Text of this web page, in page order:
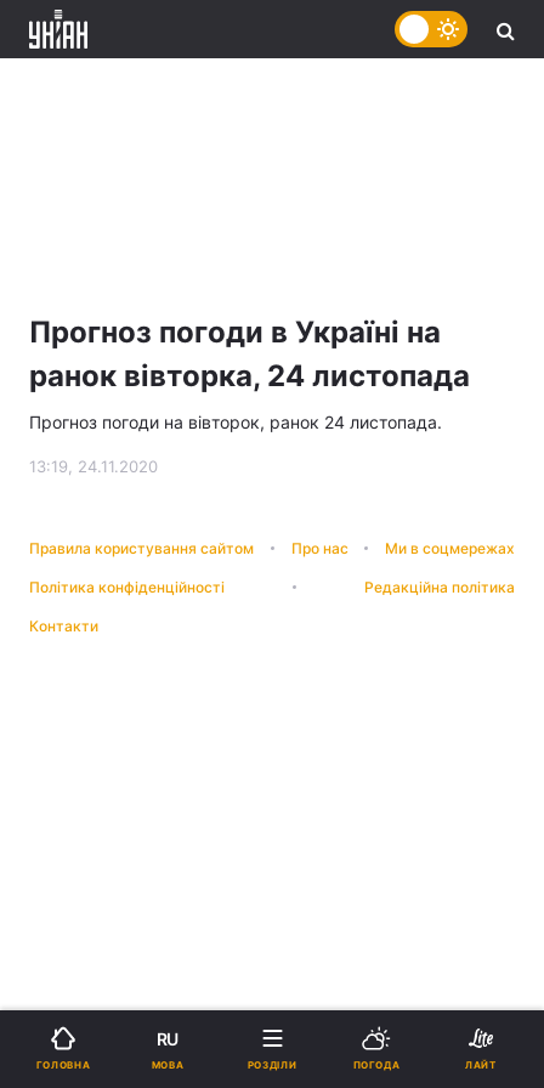
Прогноз погоди в Україні на
ранок вівторка, 24 листопада
Прогноз погоди на вівторок, ранок 24 листопада.
13:19, 24.11.2020
Правила користування сайтом Про нас Ми в соцмережах
Політика конфіденційності Редакційна політика
Контакти
ГОЛОВНА
RU
МОВА РОЗДІЛИ ПОГОДА ЛАЙТ